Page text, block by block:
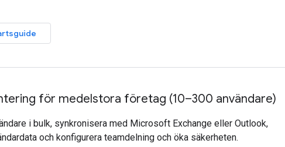
för medelstora företag (10–300 användare)
i bulk, synkronisera med Microsoft Exchange eller Outlook,
och konfigurera teamdelning och öka säkerheten.